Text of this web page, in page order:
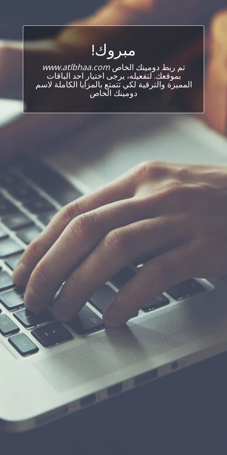
مبروك!
تم ربط دومينك الخاص www.atlbhaa.com
بموقعك. لتفعيله، يرجى اختيار احد الباقات
المميزة والترقية لكي تتمتع بالمزايا الكاملة لاسم
دومينك الخاص